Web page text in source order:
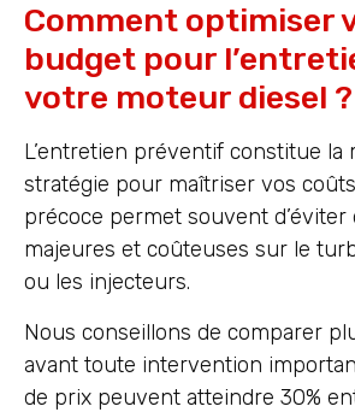
Comment optimiser
budget pour
votre moteur diesel ?
L’entretien préventif constitue la
stratégie pour maîtriser vos
précoce permet souvent d’éviter
majeures et coûteuses sur le
ou les injecteurs.
Nous conseillons de comparer
avant toute intervention
de prix peuvent atteindre 30%